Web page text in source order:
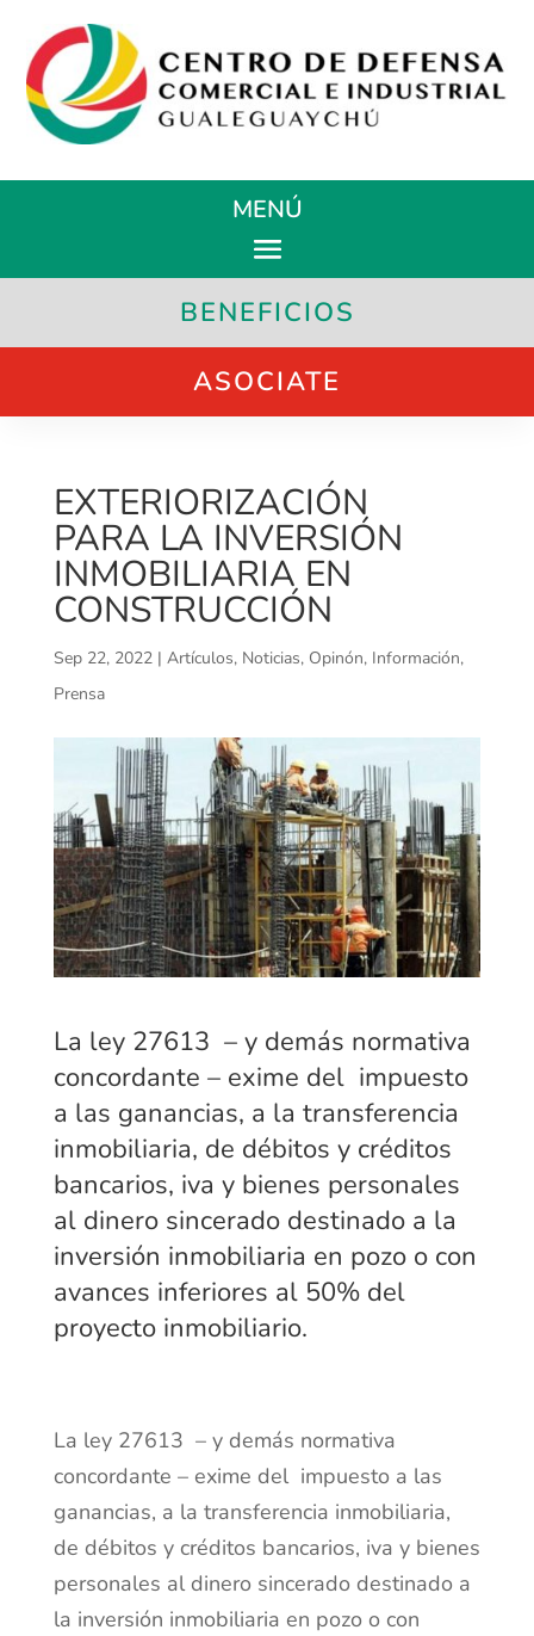
MENÚ
BENEFICIOS
ASOCIATE
EXTERIORIZACIÓN
PARA LA INVERSIÓN
INMOBILIARIA EN
CONSTRUCCIÓN
Sep 22, 2022| Artículos, Noticias, Opinón, Información,
Prensa
La ley 27613 – y demás normativa
concordante – exime del impuesto
a las ganancias, a la transferencia
inmobiliaria, de débitos y créditos
bancarios, iva y bienes personales
al dinero sincerado destinado a la
inversión inmobiliaria en pozo o con
avances inferiores al 50% del
proyecto inmobiliario.
La ley 27613 – y demás normativa
concordante – exime del impuesto a las
ganancias, a la transferencia inmobiliaria,
de débitos y créditos bancarios, iva y bienes
personales al dinero sincerado destinado a
la inversión inmobiliaria en pozo o con